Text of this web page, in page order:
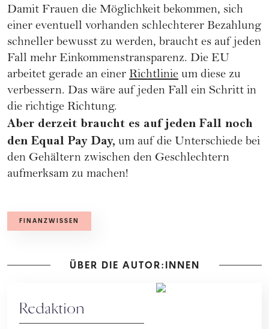
Damit Frauen die Möglichkeit bekommen, sich
einer eventuell vorhanden schlechterer Bezahlung
schneller bewusst zu werden, braucht es auf jeden
Fall mehr Einkommenstransparenz. Die EU
arbeitet gerade an einer Richtlinie um diese zu
verbessern. Das wäre auf jeden Fall ein Schritt in
die richtige Richtung.
Aber derzeit braucht es auf jeden Fall noch
den Equal Pay Day, um auf die Unterschiede bei
den Gehältern zwischen den Geschlechtern
aufmerksam zu machen!
FINANZWISSEN
ÜBER DIE AUTOR:INNEN
Redaktion